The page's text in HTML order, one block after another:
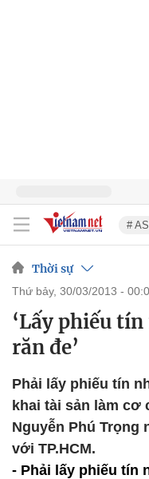
#
Thời sự
thứ bảy, 30/03/2013 -
‘Lấy phiếu
răn đe’
Phải lấy phiếu tín
khai tài sản làm cơ
Nguyễn Phú Trọng
với TP.HCM.
- Phải lấy phiếu tín